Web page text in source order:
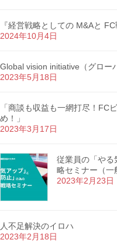
『経営戦略としての M&Aと
2024年10月4日
Global vision initiative（グロー
2023年5月18日
「商談も収益も一網打尽！FC
め！」
2023年3月17日
従業員の「やる
略セミナー（一
2023年2月23日
人不足解決のイロハ
2023年2月18日